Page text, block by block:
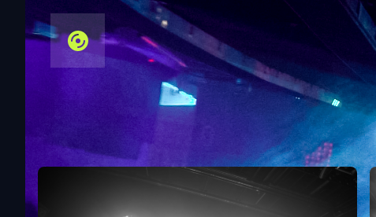
SET PABLO RUP | LEÓN ARENA 2025
JUN 2025